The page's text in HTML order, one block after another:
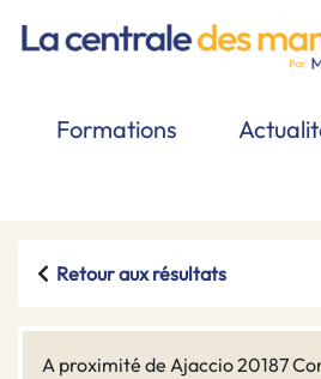
Formations
Retour aux résultats
A proximité de Ajaccio 20187